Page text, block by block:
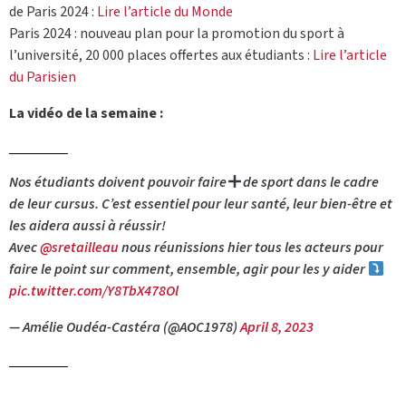
de Paris 2024 : Lire l’article du Monde
Paris 2024 : nouveau plan pour la promotion du sport à
l’université, 20 000 places offertes aux étudiants : Lire l’article
du Parisien
La vidéo de la semaine :
Nos étudiants doivent pouvoir faire
de sport dans le cadre
de leur cursus. C’est essentiel pour leur santé, leur bien-être et
les aidera aussi à réussir!
Avec@sretailleaunous réunissions hier tous les acteurs pour
faire le point sur comment, ensemble, agir pour les y aider
pic.twitter.com/Y8TbX478Ol
— Amélie Oudéa-Castéra (@AOC1978)April 8, 2023